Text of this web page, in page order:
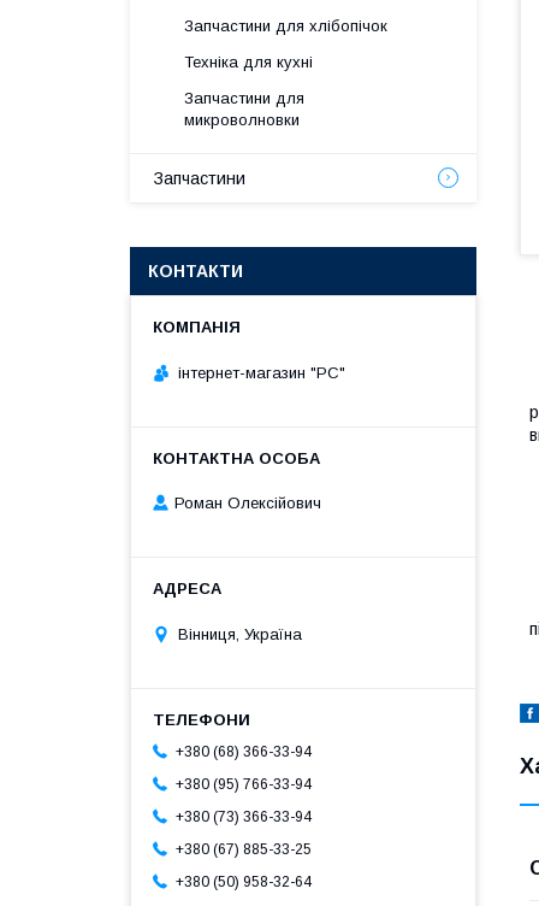
Запчастини для хлібопічок
Техніка для кухні
Запчастини для
микроволновки
Запчастини
КОНТАКТИ
інтернет-магазин "РС"
Роман Олексійович
Вінниця, Україна
+380 (68) 366-33-94
+380 (95) 766-33-94
+380 (73) 366-33-94
+380 (67) 885-33-25
+380 (50) 958-32-64